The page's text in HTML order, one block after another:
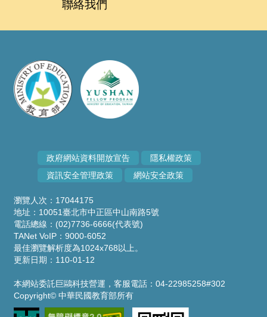
聯絡我們
政府網站資料開放宣告
隱私權政策
資訊安全管理政策
網站安全政策
瀏覽人次：17044175
地址：10051臺北市中正區中山南路5號
電話總線：(02)7736-6666(代表號)
TANet VoIP：9000-6052
最佳瀏覽解析度為1024x768以上。
更新日期：110-01-12
本網站委託巨鷗科技營運，客服電話：04-22985258#302
Copyright© 中華民國教育部所有